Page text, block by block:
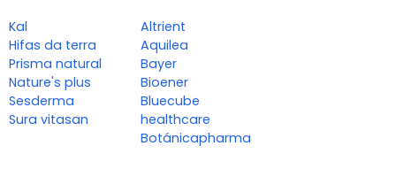
Kal
Hifas da terra
Prisma natural
Nature's plus
Sesderma
Sura vitasan
Altrient
Aquilea
Bayer
Bioener
Bluecube
healthcare
Botánicapharma